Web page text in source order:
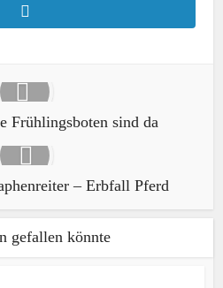
Frühlingsboten sind da
– Erbfall Pferd
gefallen könnte